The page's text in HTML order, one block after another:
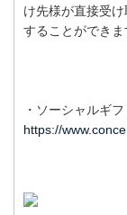
け先様が直接受
することができま
・ソーシャルギ
https://